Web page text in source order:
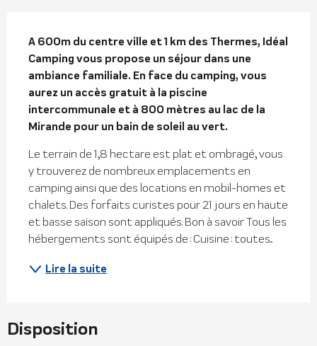
Description
A 600m du centre ville et 1 km des Thermes, Idéal
Camping vous propose un séjour dans une
ambiance familiale. En face du camping, vous
aurez un accès gratuit à la piscine
intercommunale et à 800 mètres au lac de la
Mirande pour un bain de soleil au vert.
Le terrain de 1,8 hectare est plat et ombragé, vous
y trouverez de nombreux emplacements en
camping ainsi que des locations en mobil-homes et
chalets. Des forfaits curistes pour 21 jours en haute
et basse saison sont appliqués. Bon à savoir Tous les
hébergements sont équipés de : Cuisine : toutes...
Lire la suite
Disposition